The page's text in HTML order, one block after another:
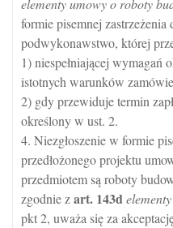
elementy umowy o roboty
formie pisemnej
podwykonawstwo, której
1) niespełniającej wymagań
istotnych warunków
2) gdy przewiduje termin
określony w ust. 2.
4. Niezgłoszenie w formie
przedłożonego projektu
przedmiotem są roboty
zgodnie zart. 143d
pkt 2, uważa się za